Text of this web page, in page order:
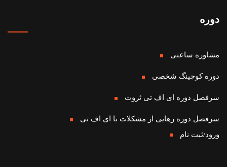
دوره
مشاوره ساعتی
دوره کوچینگ شخصی
سرفصل دوره ای اف تی ثروت
سرفصل دوره رهایی از مشکلات با ای اف تی
ورود/ثبت نام